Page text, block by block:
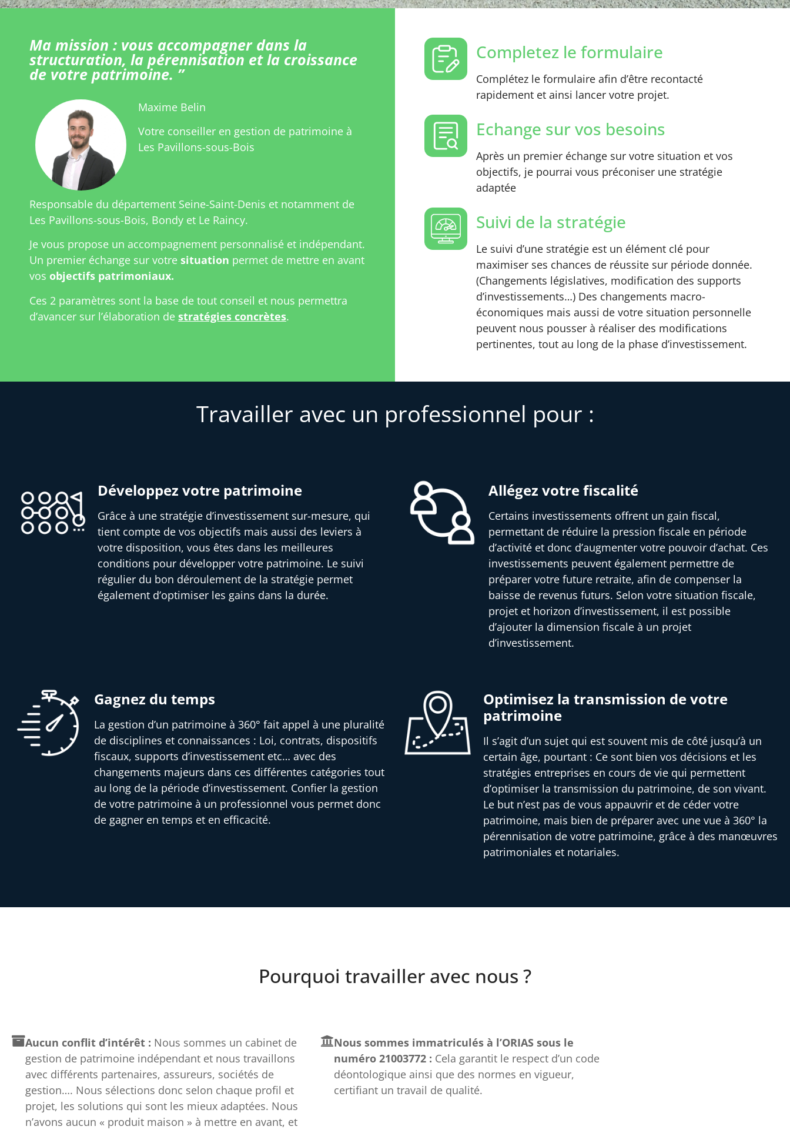
Ma mission : vous accompagner dans la
structuration, la pérennisation et la croissance
de votre patrimoine. ”
Maxime Belin
Votre conseiller en gestion de patrimoine à
Les Pavillons-sous-Bois
Responsable du département Seine-Saint-Denis et notamment de
Les Pavillons-sous-Bois, Bondy et Le Raincy.
Je vous propose un accompagnement personnalisé et indépendant.
Un premier échange sur votre situation permet de mettre en avant
vos objectifs patrimoniaux.
Ces 2 paramètres sont la base de tout conseil et nous permettra
d’avancer sur l’élaboration de stratégies concrètes.
Completez le formulaire
Complétez le formulaire afin d’être recontacté
rapidement et ainsi lancer votre projet.
Echange sur vos besoins
Après un premier échange sur votre situation et vos
objectifs, je pourrai vous préconiser une stratégie
adaptée
Suivi de la stratégie
Le suivi d’une stratégie est un élément clé pour
maximiser ses chances de réussite sur période donnée.
(Changements législatives, modification des supports
d’investissements…) Des changements macro-
économiques mais aussi de votre situation personnelle
peuvent nous pousser à réaliser des modifications
pertinentes, tout au long de la phase d’investissement.
Travailler avec un professionnel pour :
Développez votre patrimoine
Grâce à une stratégie d’investissement sur-mesure, qui
tient compte de vos objectifs mais aussi des leviers à
votre disposition, vous êtes dans les meilleures
conditions pour développer votre patrimoine. Le suivi
régulier du bon déroulement de la stratégie permet
également d’optimiser les gains dans la durée.
Allégez votre fiscalité
Certains investissements offrent un gain fiscal,
permettant de réduire la pression fiscale en période
d’activité et donc d’augmenter votre pouvoir d’achat. Ces
investissements peuvent également permettre de
préparer votre future retraite, afin de compenser la
baisse de revenus futurs. Selon votre situation fiscale,
projet et horizon d’investissement, il est possible
d’ajouter la dimension fiscale à un projet
d’investissement.
Gagnez du temps
La gestion d’un patrimoine à 360° fait appel à une pluralité
de disciplines et connaissances : Loi, contrats, dispositifs
fiscaux, supports d’investissement etc… avec des
changements majeurs dans ces différentes catégories tout
au long de la période d’investissement. Confier la gestion
de votre patrimoine à un professionnel vous permet donc
de gagner en temps et en efficacité.
Optimisez la transmission de votre
patrimoine
Il s’agit d’un sujet qui est souvent mis de côté jusqu’à un
certain âge, pourtant : Ce sont bien vos décisions et les
stratégies entreprises en cours de vie qui permettent
d’optimiser la transmission du patrimoine, de son vivant.
Le but n’est pas de vous appauvrir et de céder votre
patrimoine, mais bien de préparer avec une vue à 360° la
pérennisation de votre patrimoine, grâce à des manœuvres
patrimoniales et notariales.
Pourquoi travailler avec nous ?
Aucun conflit d’intérêt : Nous sommes un cabinet de
gestion de patrimoine indépendant et nous travaillons
avec différents partenaires, assureurs, sociétés de
gestion…. Nous sélections donc selon chaque profil et
projet, les solutions qui sont les mieux adaptées. Nous
n’avons aucun « produit maison » à mettre en avant, et
Nous sommes immatriculés à l’ORIAS sous le
numéro 21003772 : Cela garantit le respect d’un code
déontologique ainsi que des normes en vigueur,
certifiant un travail de qualité.